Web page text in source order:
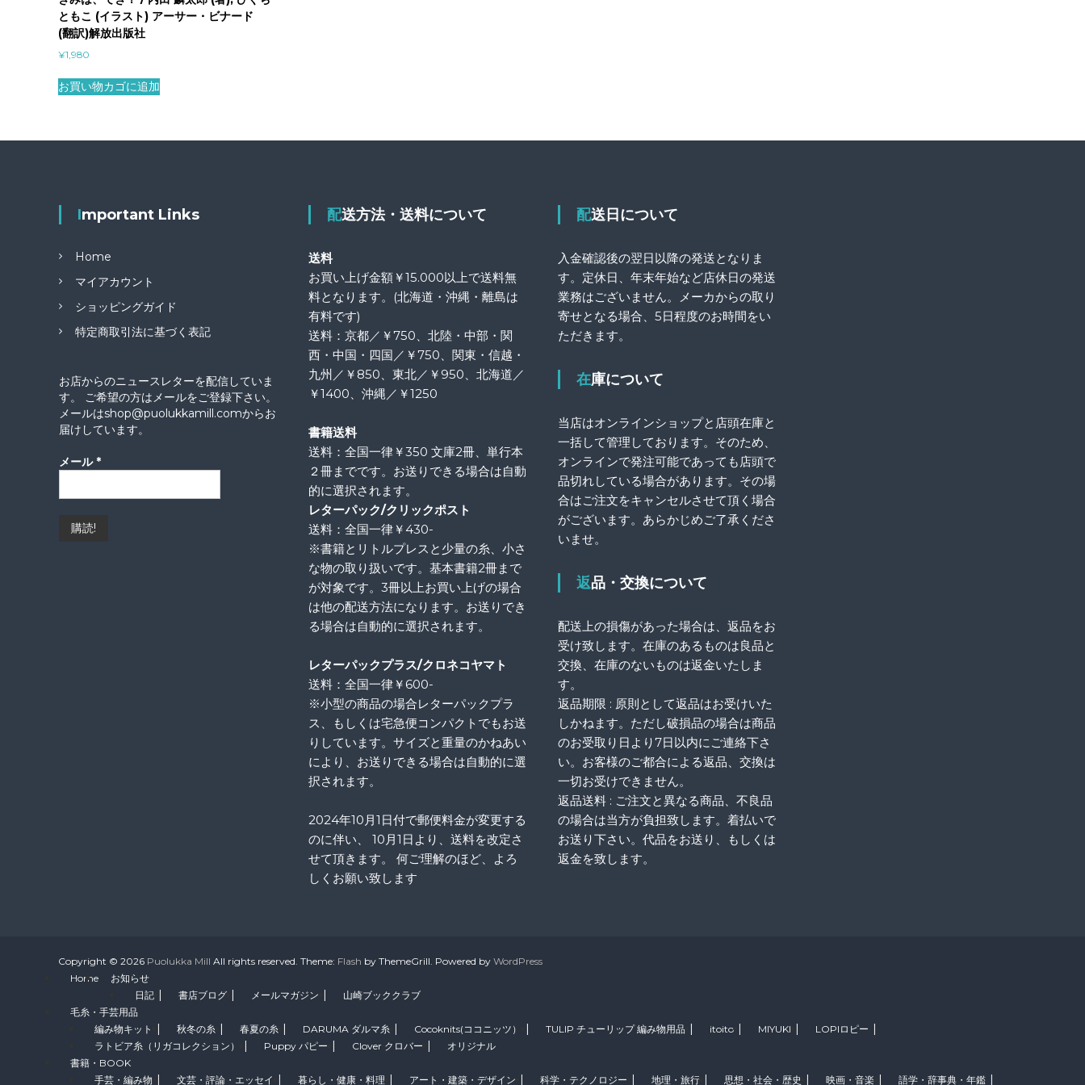
ともこ (イラスト) アーサー・ビナード
(翻訳)解放出版社
¥1,980
お買い物カゴに追加
Important Links
Home
マイアカウント
ショッピングガイド
特定商取引法に基づく表記
お店からのニュースレターを配信していま
す。 ご希望の方はメールをご登録下さい。
メールはshop@puolukkamill.comからお
届けしています。
メール *
配送方法・送料について
送料
お買い上げ金額￥15.000以上で送料無
料となります。(北海道・沖縄・離島は
有料です)
送料：京都／￥750、北陸・中部・関
西・中国・四国／￥750、関東・信越・
九州／￥850、東北／￥950、北海道／
￥1400、沖縄／￥1250
書籍送料
送料：全国一律￥350 文庫2冊、単行本
２冊までです。お送りできる場合は自動
的に選択されます。
レターパック/クリックポスト
送料：全国一律￥430-
※書籍とリトルプレスと少量の糸、小さ
な物の取り扱いです。基本書籍2冊まで
が対象です。3冊以上お買い上げの場合
は他の配送方法になります。お送りでき
る場合は自動的に選択されます。
レターパックプラス/クロネコヤマト
送料：全国一律￥600-
※小型の商品の場合レターパックプラ
ス、もしくは宅急便コンパクトでもお送
りしています。サイズと重量のかねあい
により、お送りできる場合は自動的に選
択されます。
2024年10月1日付で郵便料金が変更する
のに伴い、 10月1日より、送料を改定さ
せて頂きます。 何ご理解のほど、よろ
しくお願い致します
配送日について
入金確認後の翌日以降の発送となりま
す。定休日、年末年始など店休日の発送
業務はございません。メーカからの取り
寄せとなる場合、5日程度のお時間をい
ただきます。
在庫について
当店はオンラインショップと店頭在庫と
一括して管理しております。そのため、
オンラインで発注可能であっても店頭で
品切れしている場合があります。その場
合はご注文をキャンセルさせて頂く場合
がございます。あらかじめご了承くださ
いませ。
返品・交換について
配送上の損傷があった場合は、返品をお
受け致します。在庫のあるものは良品と
交換、在庫のないものは返金いたしま
す。
返品期限 : 原則として返品はお受けいた
しかねます。ただし破損品の場合は商品
のお受取り日より7日以内にご連絡下さ
い。お客様のご都合による返品、交換は
一切お受けできません。
返品送料 : ご注文と異なる商品、不良品
の場合は当方が負担致します。着払いで
お送り下さい。代品をお送り、もしくは
返金を致します。
Copyright © 2026 Puolukka Mill All rights reserved. Theme: Flash by ThemeGrill. Powered by WordPress
Home
お知らせ
日記
書店ブログ メールマガジン
山崎ブッククラブ
毛糸・手芸用品
編み物キット
秋冬の糸 春夏の糸 DARUMA ダルマ糸 Cocoknits(ココニッツ） TULIP チューリップ 編み物用品 itoito MIYUKI
LOPIロピー
ラトビア糸（リガコレクション）
Puppy パピー Clover クロバー
オリジナル
書籍・BOOK
手芸・編み物
文芸・評論・エッセイ 暮らし・健康・料理 アート・建築・デザイン 科学・テクノロジー 地理・旅行 思想・社会・歴史 映画・音楽 語学・辞事典・年鑑